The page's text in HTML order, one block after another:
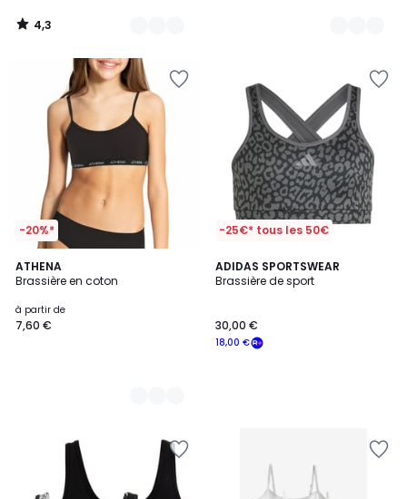
4,3
/
-20%*
ATHENA
Brassière en coton
à partir de
7,60 €
3
Couleurs
-25€* tous les 50€
ADIDAS SPORTSWEAR
Brassière de sport
18,00 €
30,00 €